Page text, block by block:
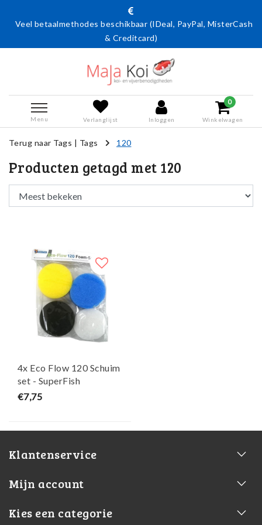
Veel betaalmethodes beschikbaar (IDeal, PayPal, MisterCash
& Creditcard)
Menu Verlanglijst Inloggen
0
Winkelwagen
Terug naar Tags | Tags 120
Producten getagd met 120
4x Eco Flow 120 Schuim
set - SuperFish
€7,75
Klantenservice
Mijn account
Kies een categorie